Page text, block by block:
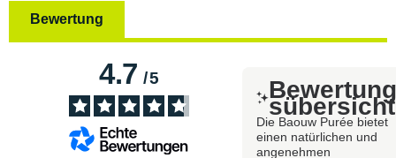
Bewertung
4.7/5
sübersicht
Die Baouw Purée bietet
einen natürlichen und
angenehmen